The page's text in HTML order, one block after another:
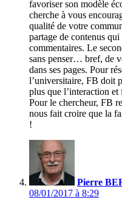
favoriser son modèle
cherche à vous
qualité de votre
partage de contenus
commentaires. Le
sans penser… bref, de
dans ses pages. Pour
l’universitaire, FB doit
plus que l’interaction
Pour le chercheur, FB
nous fait croire que la
!
Pierre
08/01/2017 à 8:29